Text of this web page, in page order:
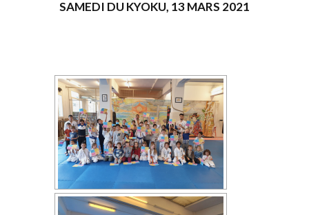
SAMEDI DU KYOKU, 13 MARS 2021